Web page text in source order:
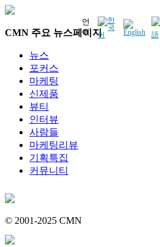
언
어
CMN 주요 뉴스페이지
뉴스
포커스
마케팅
신제품
뷰티
인터뷰
사람들
마케팅리뷰
기획특집
커뮤니티
© 2001-2025 CMN